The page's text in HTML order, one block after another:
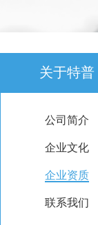
关于特普
公司简介
企业文化
企业资质
联系我们